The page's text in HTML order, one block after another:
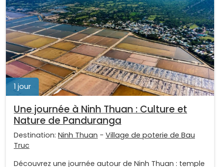
1 jour
Une journée à Ninh Thuan : Culture et
Nature de Panduranga
Destination: Ninh Thuan - Village de poterie de Bau
Truc
Découvrez une journée autour de Ninh Thuan : temple